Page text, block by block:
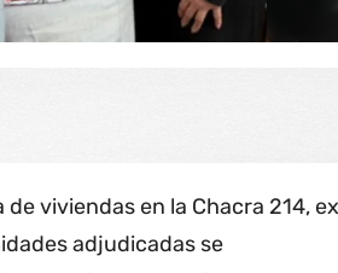
viviendas en la Chacra 214, ex
adjudicadas se